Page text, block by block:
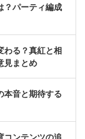
？パーティ編成
わる？真紅と相
見まとめ
本音と期待する